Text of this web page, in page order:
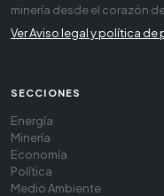
minería desde el corazón
Ver Aviso legal y política de
SECCIONES
Energía
Minería
Economía
Política
Medio Ambiente